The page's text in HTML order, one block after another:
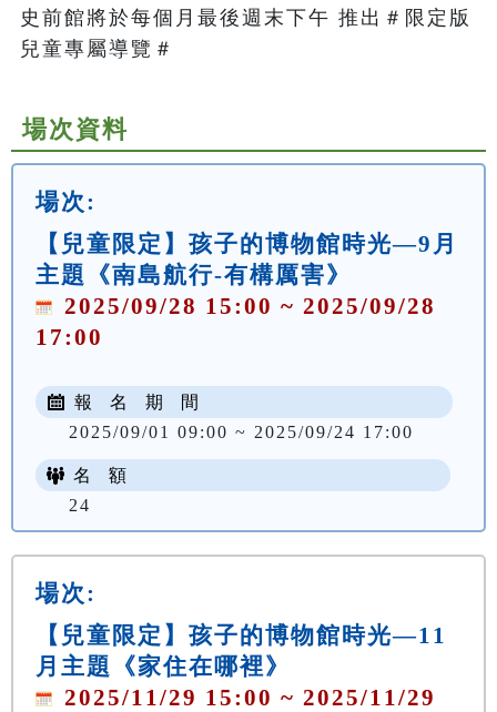
史前館將於每個月最後週末下午 推出＃限定版
兒童專屬導覽＃
場次資料
場次:
【兒童限定】孩子的博物館時光—9月
主題《南島航行-有構厲害》
2025/09/28 15:00 ~ 2025/09/28
17:00
報 名 期 間
2025/09/01 09:00 ~ 2025/09/24 17:00
名 額
24
場次:
【兒童限定】孩子的博物館時光—11
月主題《家住在哪裡》
2025/11/29 15:00 ~ 2025/11/29